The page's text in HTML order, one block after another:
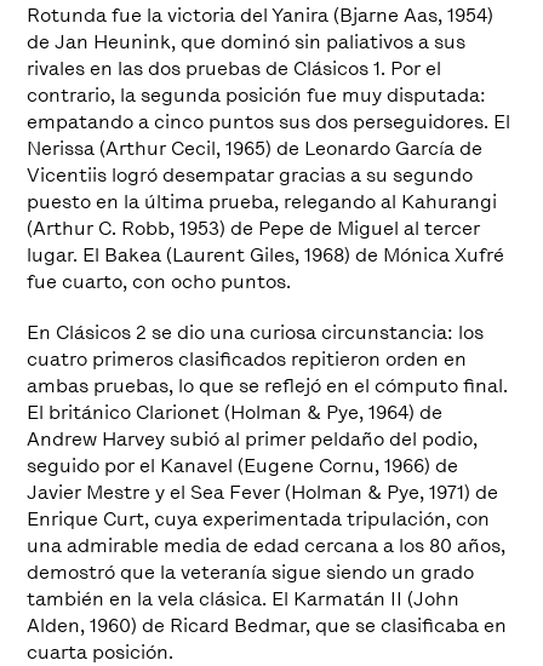
Rotunda fue la victoria del Yanira (Bjarne Aas, 1954)
de Jan Heunink, que dominó sin paliativos a sus
rivales en las dos pruebas de Clásicos 1. Por el
contrario, la segunda posición fue muy disputada:
empatando a cinco puntos sus dos perseguidores. El
Nerissa (Arthur Cecil, 1965) de Leonardo García de
Vicentiis logró desempatar gracias a su segundo
puesto en la última prueba, relegando al Kahurangi
(Arthur C. Robb, 1953) de Pepe de Miguel al tercer
lugar. El Bakea (Laurent Giles, 1968) de Mónica Xufré
fue cuarto, con ocho puntos.
En Clásicos 2 se dio una curiosa circunstancia: los
cuatro primeros clasificados repitieron orden en
ambas pruebas, lo que se reflejó en el cómputo final.
El británico Clarionet (Holman & Pye, 1964) de
Andrew Harvey subió al primer peldaño del podio,
seguido por el Kanavel (Eugene Cornu, 1966) de
Javier Mestre y el Sea Fever (Holman & Pye, 1971) de
Enrique Curt, cuya experimentada tripulación, con
una admirable media de edad cercana a los 80 años,
demostró que la veteranía sigue siendo un grado
también en la vela clásica. El Karmatán II (John
Alden, 1960) de Ricard Bedmar, que se clasificaba en
cuarta posición.